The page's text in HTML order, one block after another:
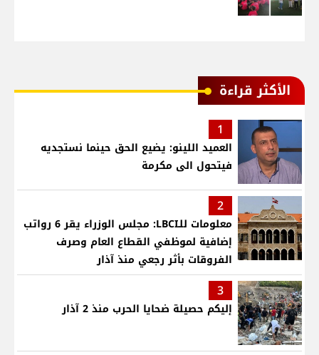
الأكثر قراءة
1
العميد اللينو: يضيع الحق حينما نستجديه
فيتحول الى مكرمة
2
معلومات للـLBCI: مجلس الوزراء يقر 6 رواتب
إضافية لموظفي القطاع العام وصرف
الفروقات بأثر رجعي منذ آذار
3
إليكم حصيلة ضحايا الحرب منذ 2 آذار